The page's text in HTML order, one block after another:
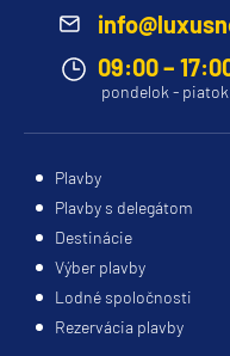
09:00 –
pondelok - piatok
Plavby
Plavby s delegátom
Destinácie
Výber plavby
Lodné spoločnosti
Rezervácia plavby